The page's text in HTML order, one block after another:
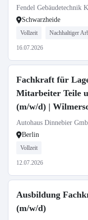
Fendel Gebäudetechnik
Schwarzheide
Vollzeit Nachhaltiger
16.07.2026
Fachkraft für
Mitarbeiter Teile
(m/w/d) |
Autohaus Dinnebier
Berlin
Vollzeit
12.07.2026
Ausbildung
(m/w/d)